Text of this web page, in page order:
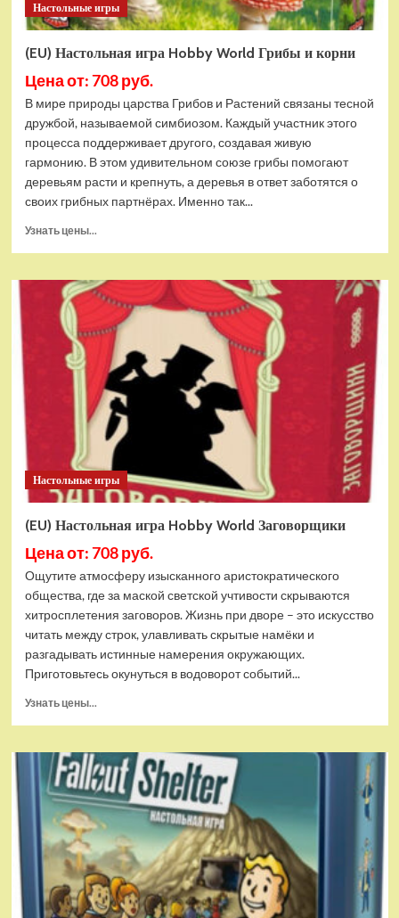
Настольные игры
(EU) Настольная игра Hobby World Грибы и корни
Цена от: 708 руб.
В мире природы царства Грибов и Растений связаны тесной
дружбой, называемой симбиозом. Каждый участник этого
процесса поддерживает другого, создавая живую
гармонию. В этом удивительном союзе грибы помогают
деревьям расти и крепнуть, а деревья в ответ заботятся о
своих грибных партнёрах. Именно так...
Узнать цены...
(EU)
Настольная
игра
Hobby
World
Грибы
корни
Настольные игры
(EU) Настольная игра Hobby World Заговорщики
Цена от: 708 руб.
Ощутите атмосферу изысканного аристократического
общества, где за маской светской учтивости скрываются
хитросплетения заговоров. Жизнь при дворе – это искусство
читать между строк, улавливать скрытые намёки и
разгадывать истинные намерения окружающих.
Приготовьтесь окунуться в водоворот событий...
Узнать цены...
(EU)
Настольная
игра
Hobby
World
Заговорщики